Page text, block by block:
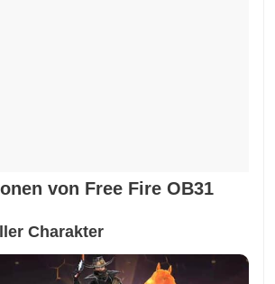
von Free Fire OB31
Charakter